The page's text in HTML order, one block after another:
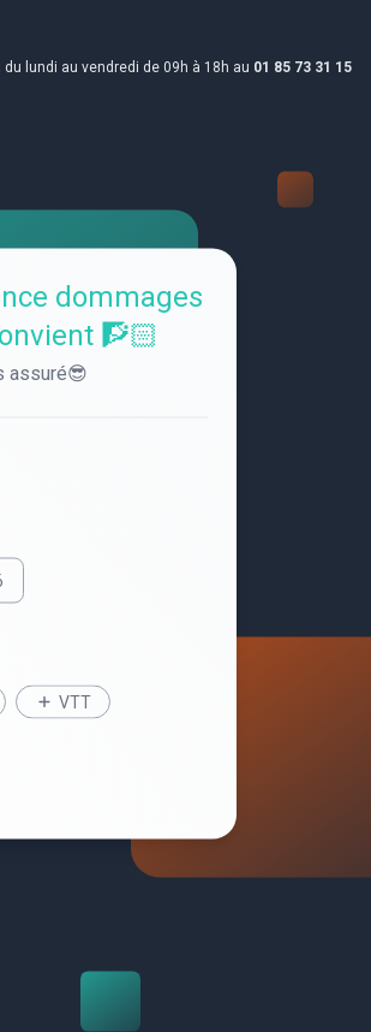
du lundi au vendredi de 09h à 18h au 01 85 73 31 15
dommages
🧗🏻
assuré😎
VTT